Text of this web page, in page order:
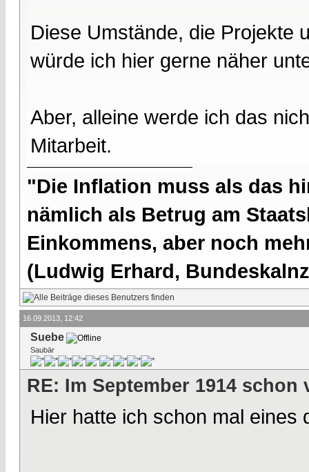
Diese Umstände, die Projekte
würde ich hier gerne näher
Aber, alleine werde ich das
Mitarbeit.
"Die Inflation muss als das
nämlich als Betrug am
Einkommens, aber noch
(Ludwig Erhard,
16.09.2013, 12:42
Suebe
Saubär
RE: Im September 1914 schon
Hier hatte ich schon mal eines